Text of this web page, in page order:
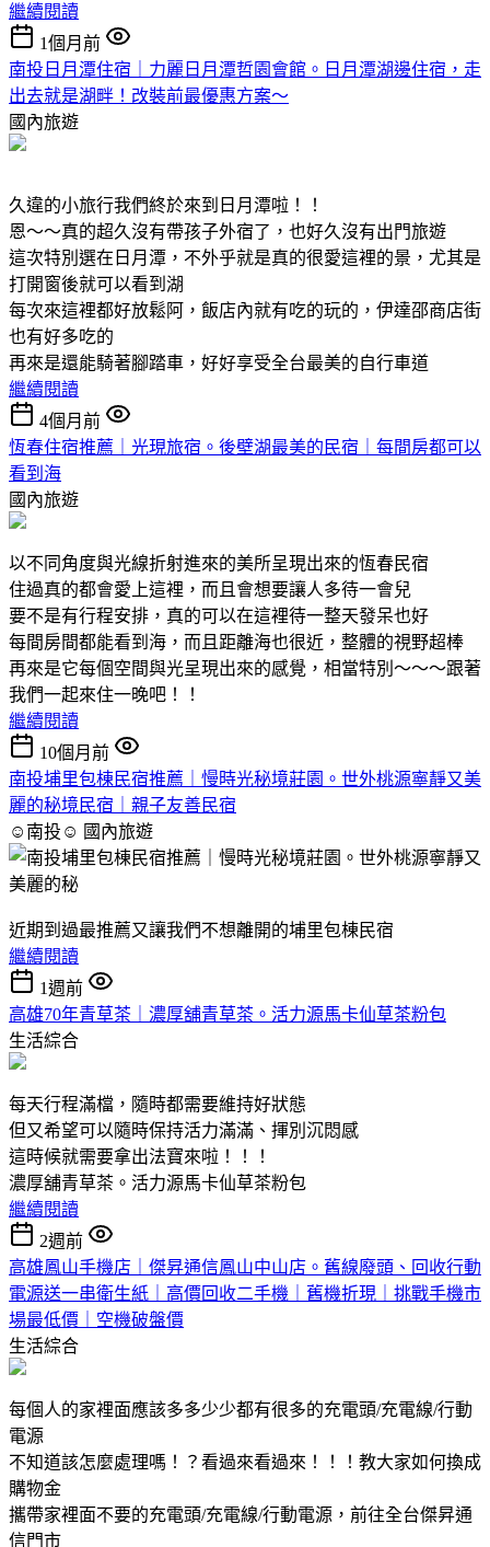
繼續閱讀
1個月前
南投日月潭住宿｜力麗日月潭哲園會館。日月潭湖邊住宿，走
出去就是湖畔！改裝前最優惠方案～
國內旅遊
久違的小旅行我們終於來到日月潭啦！！
恩～～真的超久沒有帶孩子外宿了，也好久沒有出門旅遊
這次特別選在日月潭，不外乎就是真的很愛這裡的景，尤其是
打開窗後就可以看到湖
每次來這裡都好放鬆阿，飯店內就有吃的玩的，伊達邵商店街
也有好多吃的
再來是還能騎著腳踏車，好好享受全台最美的自行車道
繼續閱讀
4個月前
恆春住宿推薦｜光現旅宿。後壁湖最美的民宿｜每間房都可以
看到海
國內旅遊
以不同角度與光線折射進來的美所呈現出來的恆春民宿
住過真的都會愛上這裡，而且會想要讓人多待一會兒
要不是有行程安排，真的可以在這裡待一整天發呆也好
每間房間都能看到海，而且距離海也很近，整體的視野超棒
再來是它每個空間與光呈現出來的感覺，相當特別～～～跟著
我們一起來住一晚吧！！
繼續閱讀
10個月前
南投埔里包棟民宿推薦｜慢時光秘境莊園。世外桃源寧靜又美
麗的秘境民宿｜親子友善民宿
☺南投☺ 國內旅遊
近期到過最推薦又讓我們不想離開的埔里包棟民宿
繼續閱讀
1週前
高雄70年青草茶｜濃厚舖青草茶。活力源馬卡仙草茶粉包
生活綜合
每天行程滿檔，隨時都需要維持好狀態
但又希望可以隨時保持活力滿滿、揮別沉悶感
這時候就需要拿出法寶來啦！！！
濃厚舖青草茶。活力源馬卡仙草茶粉包
繼續閱讀
2週前
高雄鳳山手機店｜傑昇通信鳳山中山店。舊線廢頭、回收行動
電源送一串衛生紙｜高價回收二手機｜舊機折現｜挑戰手機市
場最低價｜空機破盤價
生活綜合
每個人的家裡面應該多多少少都有很多的充電頭/充電線/行動
電源
不知道該怎麼處理嗎！？看過來看過來！！！教大家如何換成
購物金
攜帶家裡面不要的充電頭/充電線/行動電源，前往全台傑昇通
信門市